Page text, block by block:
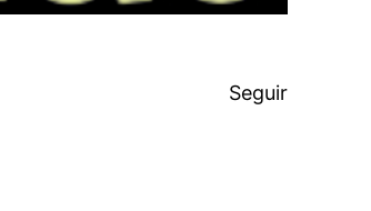
Seguir